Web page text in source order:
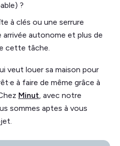
?
à clés ou une serrure
autonome et plus de
cette tâche.
veut louer sa maison pour
à faire de même grâce à
Minut, avec notre
sommes aptes à vous